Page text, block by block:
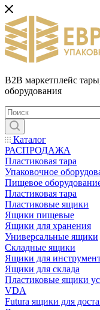
B2B маркетплейс
оборудования
Каталог
РАСПРОДАЖА
Пластиковая тара
Упаковочное
Пищевое
Пластиковая тара
Пластиковые ящики
Ящики пищевые
Ящики для хранения
Универсальные ящики
Складные ящики
Ящики для
Ящики для склада
Пластиковые ящики
VDA
Futura ящики для